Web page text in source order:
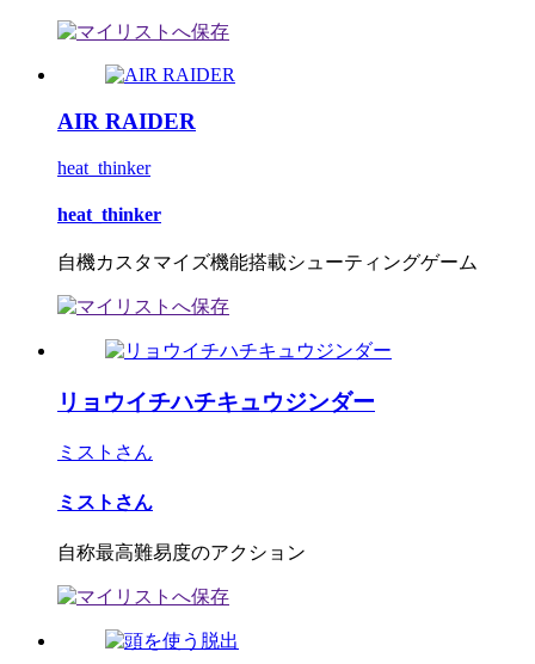
AIR RAIDER
heat_thinker
heat_thinker
自機カスタマイズ機能搭載シューティングゲーム
リョウイチハチキュウジンダー
ミストさん
ミストさん
自称最高難易度のアクション